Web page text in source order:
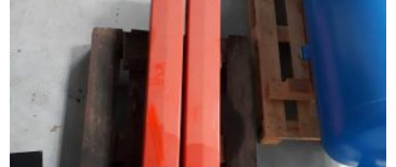
Automatisme Industrie
VOUS ACHETEZ
VOUS VENDEZ
LOCATION